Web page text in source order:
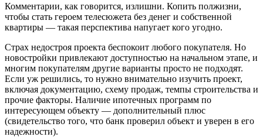
Комментарии, как говорится, излишни. Копить полжизни,
чтобы стать героем телесюжета без денег и собственной
квартиры — такая перспектива напугает кого угодно.
Страх недостроя проекта беспокоит любого покупателя. Но
новостройки привлекают доступностью на начальном этапе, и
многим покупателям другие варианты просто не подходят.
Если уж решились, то нужно внимательно изучить проект,
включая документацию, схему продаж, темпы строительства и
прочие факторы. Наличие ипотечных программ по
интересующем объекту — дополнительный плюс
(свидетельство того, что банк проверил объект и уверен в его
надежности).